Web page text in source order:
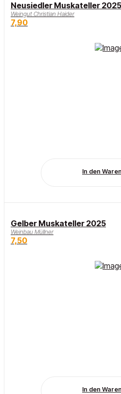
Neusiedler Muskateller 2025
Weingut Christian Haider
7,90
In den
Gelber Muskateller 2025
Weinbau Müllner
7,50
In den